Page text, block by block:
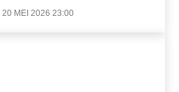
20 MEI 2026 23:00